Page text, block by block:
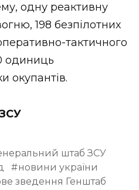
одну реактивну
198 безпілотних
тактичного
одиниць
окупантів.
штаб ЗСУ
новини україни
зведення Генштаб